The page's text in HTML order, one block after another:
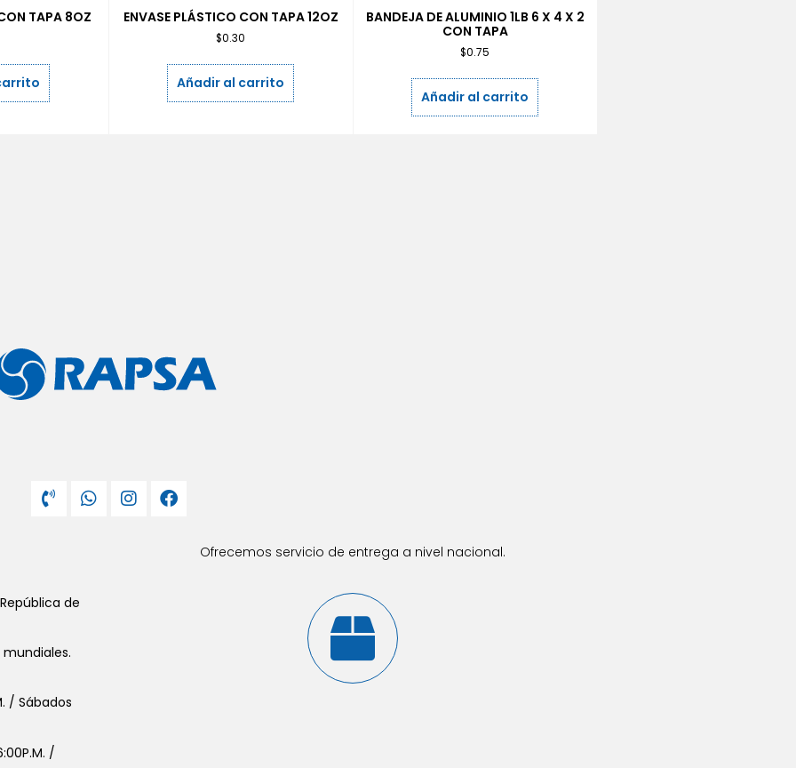
TAPA 8OZ ENVASE PLÁSTICO CON TAPA 12OZ
$0.30
Añadir al carrito
BANDEJA DE ALUMINIO 1LB 6 X 4 X 2
CON TAPA
$0.75
Añadir al carrito
de
/ Sábados
/
Ofrecemos servicio de entrega a nivel nacional.